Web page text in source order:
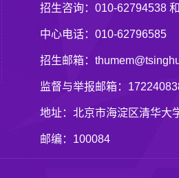
招生咨询：010-62794538
中心电话：010-62796585
招生邮箱：
监督与举报邮箱：
地址：北京市海淀区清华大
邮编：100084